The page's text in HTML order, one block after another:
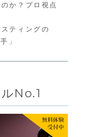
か？プロ視点
ティングの
」
No.1